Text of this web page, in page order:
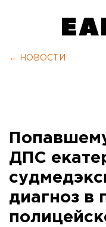
← НОВОСТИ
ДПС
диагноз в